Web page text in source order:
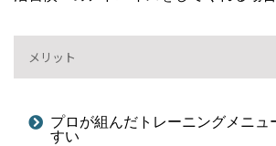
メリット
プロが組んだトレーニングメニュ
すい